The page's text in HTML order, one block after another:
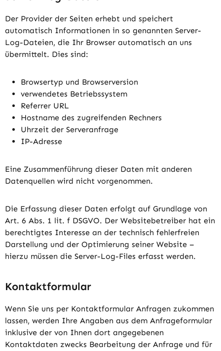
Der Provider der Seiten erhebt und speichert
automatisch Informationen in so genannten Server-
Log-Dateien, die Ihr Browser automatisch an uns
übermittelt. Dies sind:
Browsertyp und Browserversion
verwendetes Betriebssystem
Referrer URL
Hostname des zugreifenden Rechners
Uhrzeit der Serveranfrage
IP-Adresse
Eine Zusammenführung dieser Daten mit anderen
Datenquellen wird nicht vorgenommen.
Die Erfassung dieser Daten erfolgt auf Grundlage von
Art. 6 Abs. 1 lit. f DSGVO. Der Websitebetreiber hat ein
berechtigtes Interesse an der technisch fehlerfreien
Darstellung und der Optimierung seiner Website –
hierzu müssen die Server-Log-Files erfasst werden.
Kontaktformular
Wenn Sie uns per Kontaktformular Anfragen zukommen
lassen, werden Ihre Angaben aus dem Anfrageformular
inklusive der von Ihnen dort angegebenen
Kontaktdaten zwecks Bearbeitung der Anfrage und für